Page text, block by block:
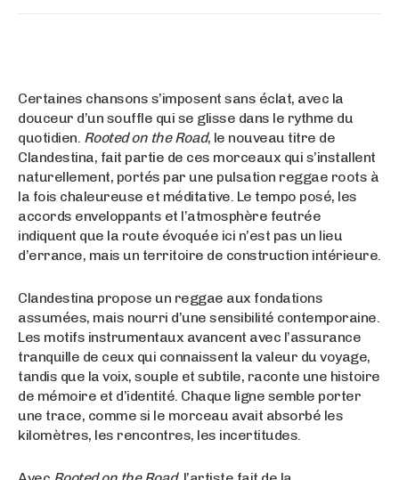
Certaines chansons s’imposent sans éclat, avec la
douceur d’un souffle qui se glisse dans le rythme du
quotidien. Rooted on the Road, le nouveau titre de
Clandestina, fait partie de ces morceaux qui s’installent
naturellement, portés par une pulsation reggae roots à
la fois chaleureuse et méditative. Le tempo posé, les
accords enveloppants et l’atmosphère feutrée
indiquent que la route évoquée ici n’est pas un lieu
d’errance, mais un territoire de construction intérieure.
Clandestina propose un reggae aux fondations
assumées, mais nourri d’une sensibilité contemporaine.
Les motifs instrumentaux avancent avec l’assurance
tranquille de ceux qui connaissent la valeur du voyage,
tandis que la voix, souple et subtile, raconte une histoire
de mémoire et d’identité. Chaque ligne semble porter
une trace, comme si le morceau avait absorbé les
kilomètres, les rencontres, les incertitudes.